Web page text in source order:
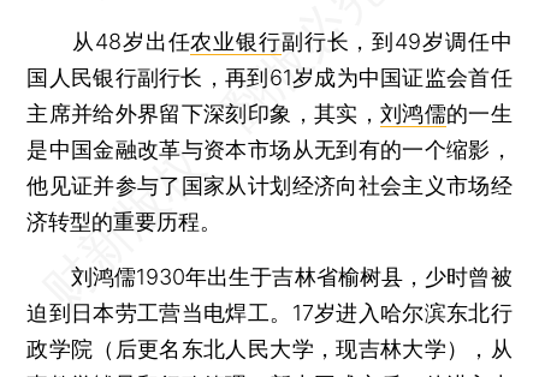
从48岁出任农业银行副行长，到49岁调任中
国人民银行副行长，再到61岁成为中国证监会首任
主席并给外界留下深刻印象，其实， 刘鸿儒的一生
是中国金融改革与资本市场从无到有的一个缩影，
他见证并参与了国家从计划经济向社会主义市场经
济转型的重要历程。
刘鸿儒1930年出生于吉林省榆树县，少时曾被
迫到日本劳工营当电焊工。17岁进入哈尔滨东北行
政学院（后更名东北人民大学，现吉林大学），从